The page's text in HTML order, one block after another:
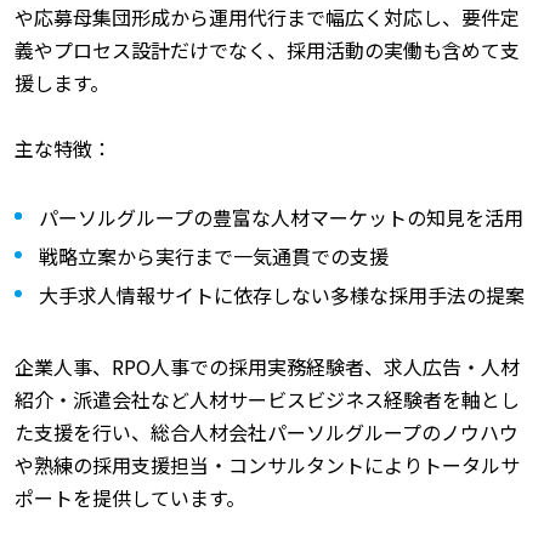
や応募母集団形成から運用代行まで幅広く対応し、要件定
義やプロセス設計だけでなく、採用活動の実働も含めて支
援します。
主な特徴：
パーソルグループの豊富な人材マーケットの知見を活用
戦略立案から実行まで一気通貫での支援
大手求人情報サイトに依存しない多様な採用手法の提案
企業人事、RPO人事での採用実務経験者、求人広告・人材
紹介・派遣会社など人材サービスビジネス経験者を軸とし
た支援を行い、総合人材会社パーソルグループのノウハウ
や熟練の採用支援担当・コンサルタントによりトータルサ
ポートを提供しています。